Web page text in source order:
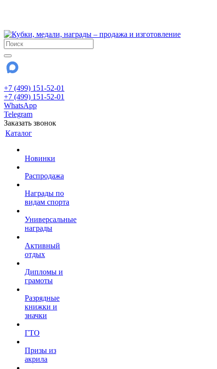
+7 (499) 151-52-01
+7 (499) 151-52-01
WhatsApp
Telegram
Заказать звонок
Каталог
Новинки
Распродажа
Награды по
видам спорта
Универсальные
награды
Активный
отдых
Дипломы и
грамоты
Разрядные
книжки и
значки
ГТО
Призы из
акрила